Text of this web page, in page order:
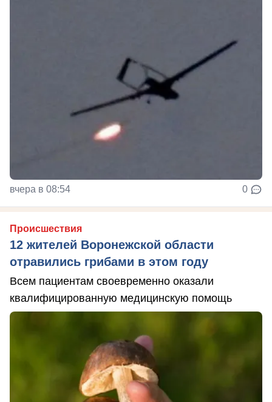
вчера в 08:54 0
Происшествия
12 жителей Воронежской области
отравились грибами в этом году
Всем пациентам своевременно оказали
квалифицированную медицинскую помощь